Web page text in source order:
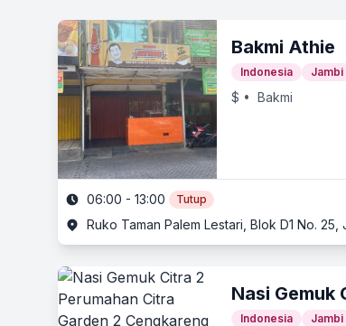
Bakmi Athie
Indonesia Jambi
$ • Bakmi
06:00 - 13:00 Tutup
Ruko Taman Palem Lestari, Blok D1 No.
Nasi Gemuk
Indonesia Jambi